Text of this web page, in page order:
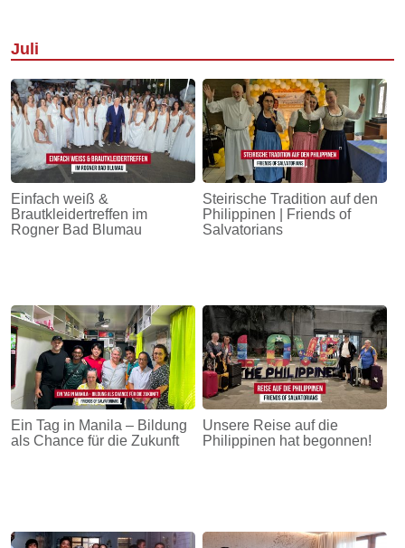
Juli
Einfach weiß &
Brautkleidertreffen im
Rogner Bad Blumau
Steirische Tradition auf den
Philippinen | Friends of
Salvatorians
Ein Tag in Manila – Bildung
als Chance für die Zukunft
Unsere Reise auf die
Philippinen hat begonnen!